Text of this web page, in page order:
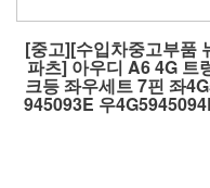
[중고][수입차중고부품
파츠] 아우디 A6 4G 트
크등 좌우세트 7핀 좌
945093E 우